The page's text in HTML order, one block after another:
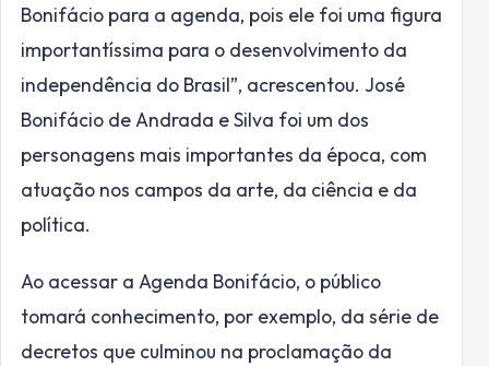
Bonifácio para a agenda, pois ele foi uma figura
importantíssima para o desenvolvimento da
independência do Brasil”, acrescentou. José
Bonifácio de Andrada e Silva foi um dos
personagens mais importantes da época, com
atuação nos campos da arte, da ciência e da
política.
Ao acessar a Agenda Bonifácio, o público
tomará conhecimento, por exemplo, da série de
decretos que culminou na proclamação da